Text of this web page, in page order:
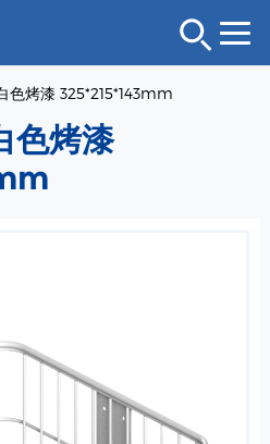
色烤漆 325*215*143mm
色烤漆